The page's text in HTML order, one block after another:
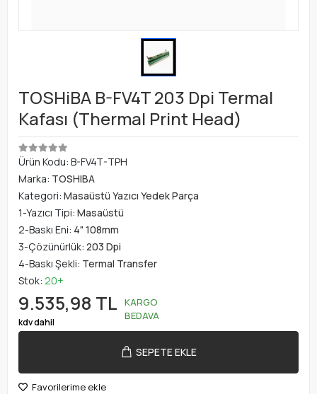
TOSHiBA B-FV4T 203 Dpi Termal
Kafası (Thermal Print Head)
Ürün Kodu: B-FV4T-TPH
Marka: TOSHIBA
Kategori: Masaüstü Yazıcı Yedek Parça
1-Yazıcı Tipi: Masaüstü
2-Baskı Eni: 4" 108mm
3-Çözünürlük: 203 Dpi
4-Baskı Şekli: Termal Transfer
Stok: 20+
9.535,98 TL
kdv dahil
KARGO
BEDAVA
SEPETE EKLE
Favorilerime ekle